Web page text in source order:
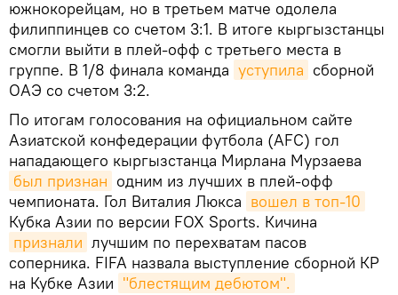
южнокорейцам, но в третьем матче одолела
филиппинцев со счетом 3:1. В итоге кыргызстанцы
смогли выйти в плей-офф с третьего места в
группе. В 1/8 финала команда уступила сборной
ОАЭ со счетом 3:2.
По итогам голосования на официальном сайте
Азиатской конфедерации футбола (AFC) гол
нападающего кыргызстанца Мирлана Мурзаева
был признан одним из лучших в плей-офф
чемпионата. Гол Виталия Люкса вошел в топ-10
Кубка Азии по версии FOX Sports. Кичина
признали лучшим по перехватам пасов
соперника. FIFA назвала выступление сборной КР
на Кубке Азии "блестящим дебютом".